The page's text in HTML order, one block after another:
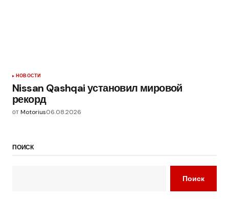
НОВОСТИ
Nissan Qashqai установил мировой
рекорд
отMotorius06.08.2026
ПОИСК
Поиск